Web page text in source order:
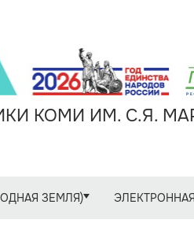
КОМИ ИМ. С.Я.
ЗЕМЛЯ)